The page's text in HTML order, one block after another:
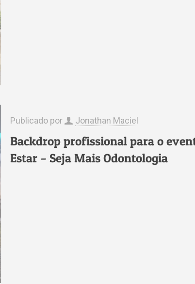
Publicado por Jonathan Maciel
Backdrop profissional para o
Estar – Seja Mais Odontologia